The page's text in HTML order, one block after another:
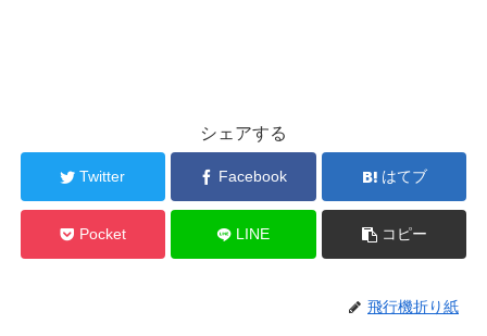
シェアする
Twitter Facebook はてブ
Pocket LINE コピー
飛行機折り紙